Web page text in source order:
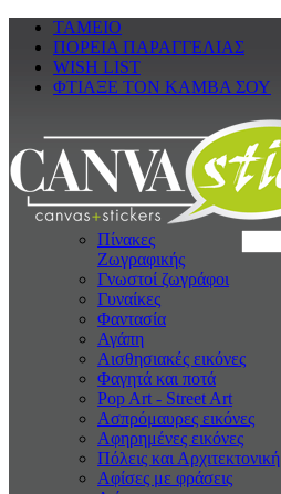
ΤΑΜΕΙΟ
ΠΟΡΕΙΑ ΠΑΡΑΓΓΕΛΙΑΣ
WISH LIST
ΦΤΙΑΞΕ ΤΟΝ ΚΑΜΒΑ ΣΟΥ
Πίνακες
Ζωγραφικής
Γνωστοί ζωγράφοι
Γυναίκες
Φαντασία
Αγάπη
Αισθησιακές εικόνες
Φαγητά και ποτά
Pop Art - Street Art
Ασπρόμαυρες εικόνες
Αφηρημένες εικόνες
Πόλεις και Αρχιτεκτονική
Αφίσες με φράσεις